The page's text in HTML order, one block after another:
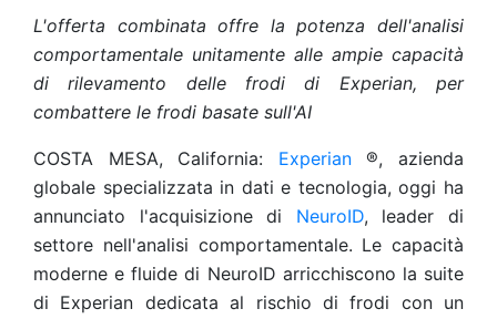
L'offerta combinata offre la potenza dell'analisi
comportamentale unitamente alle ampie capacità
di rilevamento delle frodi di Experian, per
combattere le frodi basate sull'AI
COSTA MESA, California: Experian®, azienda
globale specializzata in dati e tecnologia, oggi ha
annunciato l'acquisizione di NeuroID, leader di
settore nell'analisi comportamentale. Le capacità
moderne e fluide di NeuroID arricchiscono la suite
di Experian dedicata al rischio di frodi con un